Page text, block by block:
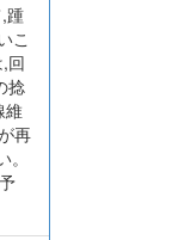
踵
こ
回
捻
維
再